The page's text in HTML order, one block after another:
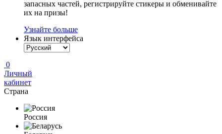
запасных частей, регистрируйте стикеры и обменивайте
их на призы!
Узнайте больше
Язык интерфейса
0
Личный
кабинет
Страна
Россия